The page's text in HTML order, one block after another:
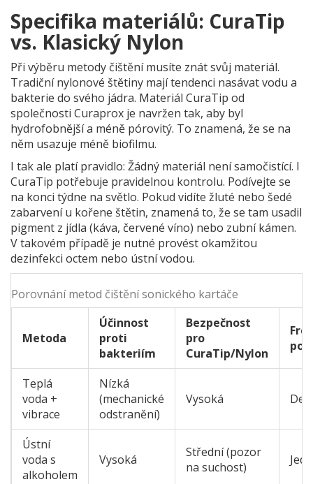
Specifika materiálů: CuraTip
vs. Klasický Nylon
Při výběru metody čištění musíte znát svůj materiál.
Tradiční nylonové štětiny mají tendenci nasávat vodu a
bakterie do svého jádra. Materiál CuraTip od
společnosti Curaprox je navržen tak, aby byl
hydrofobnější a méně pórovitý. To znamená, že se na
něm usazuje méně biofilmu.
I tak ale platí pravidlo: Žádný materiál není samočistící. I
CuraTip potřebuje pravidelnou kontrolu. Podívejte se
na konci týdne na světlo. Pokud vidíte žluté nebo šedé
zabarvení u kořene štětin, znamená to, že se tam usadil
pigment z jídla (káva, červené víno) nebo zubní kámen.
V takovém případě je nutné provést okamžitou
dezinfekci octem nebo ústní vodou.
Porovnání metod čištění sonického kartáče
Metoda
Účinnost
proti
bakteriím
Bezpečnost
pro
CuraTip/Nylon
Teplá
voda +
vibrace
Nízká
(mechanické
odstranění)
Vysoká
Ústní
voda s
alkoholem
Vysoká
Střední (pozor
na suchost)